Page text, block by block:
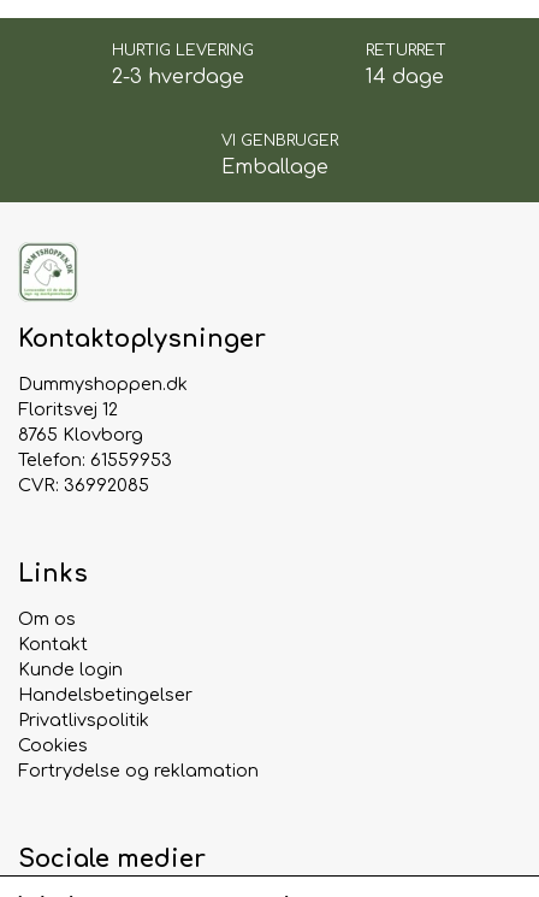
HURTIG LEVERING
2-3 hverdage
RETURRET
14 dage
VI GENBRUGER
Emballage
Kontaktoplysninger
Dummyshoppen.dk
Floritsvej 12
8765 Klovborg
Telefon: 61559953
CVR: 36992085
Links
Om os
Kontakt
Kunde login
Handelsbetingelser
Privatlivspolitik
Cookies
Fortrydelse og reklamation
Sociale medier